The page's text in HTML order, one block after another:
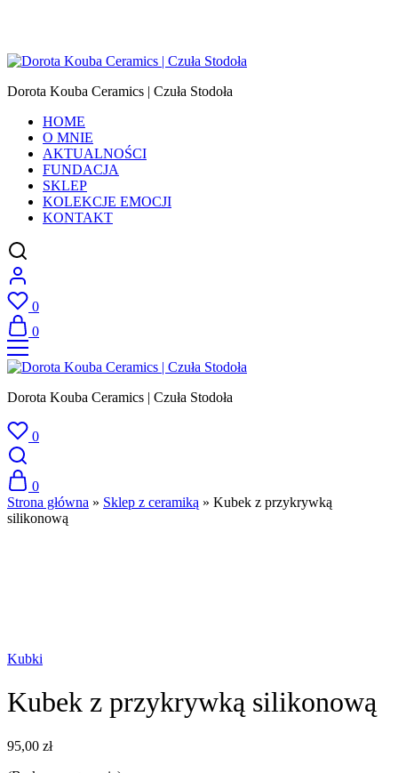
Dorota Kouba Ceramics | Czuła Stodoła
HOME
O MNIE
AKTUALNOŚCI
FUNDACJA
SKLEP
KOLEKCJE EMOCJI
KONTAKT
0
0
Dorota Kouba Ceramics | Czuła Stodoła
0
0
Strona główna » Sklep z ceramiką » Kubek z przykrywką
silikonową
Kubki
Kubek z przykrywką silikonową
95,00 zł